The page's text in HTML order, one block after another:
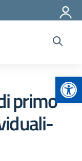
primo